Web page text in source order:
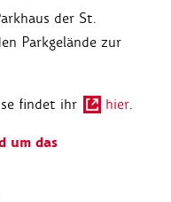
der St.
Parkgelände zur
findet ihr hier.
um das